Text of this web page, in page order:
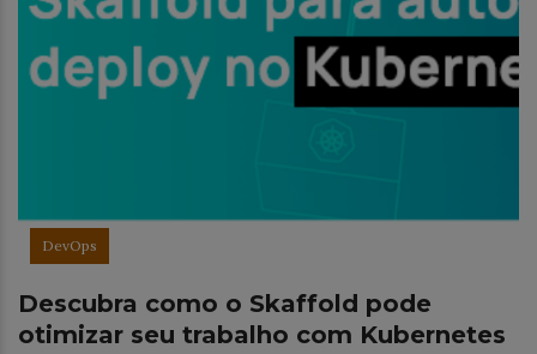
DevOps
Descubra como o Skaffold pode
otimizar seu trabalho com Kubernetes